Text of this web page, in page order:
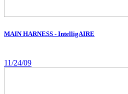
MAIN HARNESS - IntelligAIRE
11/24/09